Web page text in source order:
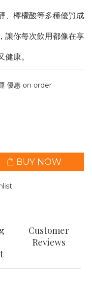
、檸檬酸等多種優質成
讓你每次飲用都像在享
康。
優惠 on order
BUY NOW
Customer
Reviews